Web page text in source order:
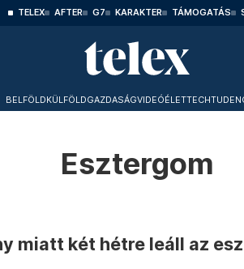
TELEX AFTER G7 KARAKTER TÁMOGATÁS
BELFÖLDKÜLFÖLDGAZDASÁGVIDEÓÉLETTECHTUD
Esztergom
miatt két hétre leáll az